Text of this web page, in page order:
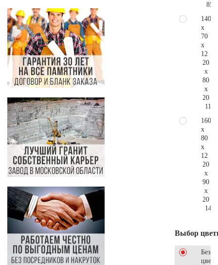
140
x
70
x
12
20
x
80
x
20
160
x
80
x
12
20
x
90
x
20
Выбор
Без